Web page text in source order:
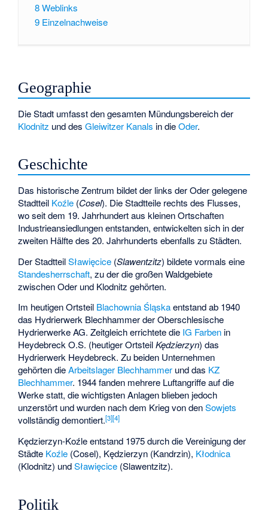
8Weblinks
9 Einzelnachweise
Geographie
Die Stadt umfasst den gesamten Mündungsbereich der
Klodnitz und desGleiwitzer Kanals in dieOder.
Geschichte
Das historische Zentrum bildet der links der Oder gelegene
Stadtteil Koźle (Cosel). Die Stadtteile rechts des Flusses,
wo seit dem 19. Jahrhundert aus kleinen Ortschaften
Industrieansiedlungen entstanden, entwickelten sich in der
zweiten Hälfte des 20. Jahrhunderts ebenfalls zu Städten.
Der StadtteilSławięcice (Slawentzitz) bildete vormals eine
Standesherrschaft, zu der die großen Waldgebiete
zwischen Oder und Klodnitz gehörten.
Im heutigen Ortsteil Blachownia Śląskaentstand ab 1940
das Hydrierwerk Blechhammer derOberschlesische
Hydrierwerke AG. Zeitgleich errichtete die IG Farben in
Heydebreck O.S. (heutiger OrtsteilKędzierzyn) das
Hydrierwerk Heydebreck. Zu beiden Unternehmen
gehörten dieArbeitslager Blechhammer und das KZ
Blechhammer. 1944 fanden mehrere Luftangriffe auf die
Werke statt, die wichtigsten Anlagen blieben jedoch
unzerstört und wurden nach dem Krieg von denSowjets
vollständig demontiert.[3][4]
Kędzierzyn-Koźle entstand 1975 durch die Vereinigung der
Städte Koźle (Cosel), Kędzierzyn (Kandrzin), Kłodnica
(Klodnitz) undSławięcice (Slawentzitz).
Politik